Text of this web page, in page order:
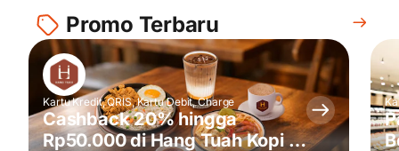
Promo Terbaru
Kartu Kredit, QRIS, Kartu Debit, Charge
Cashback 20% hingga
Rp50.000 di Hang Tuah Kopi &